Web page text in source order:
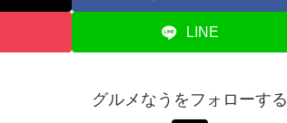
LINE
グルメなうをフォローする